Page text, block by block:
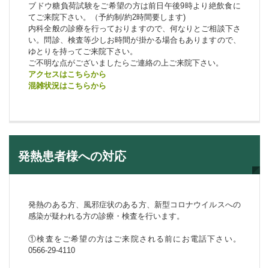
ブドウ糖負荷試験をご希望の方は前日午後9時より絶飲食に
てご来院下さい。（予約制/約2時間要します)
内科全般の診療を行っておりますので、何なりとご相談下さ
い。問診、検査等少しお時間が掛かる場合もありますので、
ゆとりを持ってご来院下さい。
ご不明な点がございましたらご連絡の上ご来院下さい。
アクセスはこちらから
混雑状況はこちらから
発熱患者様への対応
発熱のある方、風邪症状のある方、新型コロナウイルスへの
感染が疑われる方の診療・検査を行います。
①検査をご希望の方はご来院される前にお電話下さい。
0566-29-4110